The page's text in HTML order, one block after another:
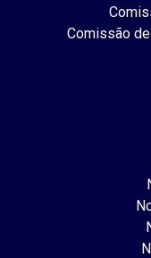
Comissão